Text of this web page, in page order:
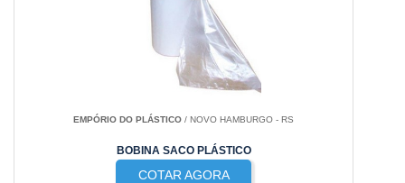
EMPÓRIO DO PLÁSTICO / NOVO HAMBURGO - RS
BOBINA SACO PLÁSTICO
COTAR AGORA